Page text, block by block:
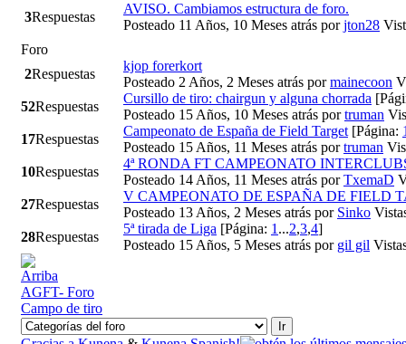
3Respuestas
AVISO. Cambiamos estructura de foro.
Posteado 11 Años, 10 Meses atrás porjton28
Foro
2Respuestas
kjop forerkort
Posteado 2 Años, 2 Meses atrás pormainecoon
52Respuestas
Cursillo de tiro: chairgun y alguna chorrada
Posteado 15 Años, 10 Meses atrás portruman
17Respuestas
Campeonato de España de Field Target [Página:
Posteado 15 Años, 11 Meses atrás portruman
10Respuestas
4ª RONDA FT CAMPEONATO
Posteado 14 Años, 11 Meses atrás porTxemaD
27Respuestas
V CAMPEONATO DE ESPAÑA DE FIELD
Posteado 13 Años, 2 Meses atrás por Sinko
28Respuestas
5ª tirada de Liga [Página: 1 ...2,3,4]
Posteado 15 Años, 5 Meses atrás por gil gil
AGFT- Foro
Campo de tiro